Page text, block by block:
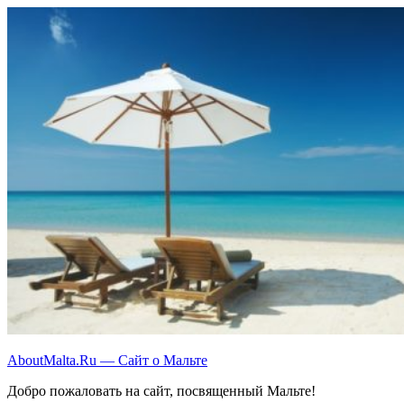
Перейти
содержимому
AboutMalta.Ru — Сайт о Мальте
Добро пожаловать на сайт, посвященный Мальте!